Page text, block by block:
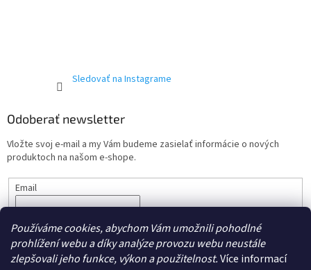
Používáme cookies, abychom Vám umožnili pohodlné
prohlížení webu a díky analýze provozu webu neustále
zlepšovali jeho funkce, výkon a použitelnost.Více informací
Sledovať na Instagrame
Odoberať newsletter
Vložte svoj e-mail a my Vám budeme zasielať informácie o nových
produktoch na našom e-shope.
Email
údajov.
PRIHLÁSIŤ SA